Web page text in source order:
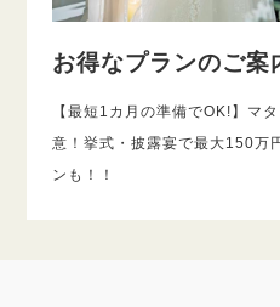
お得なプランのご案
【最短1カ月の準備でOK!】マ
意！挙式・披露宴で最大150万
ンも！！